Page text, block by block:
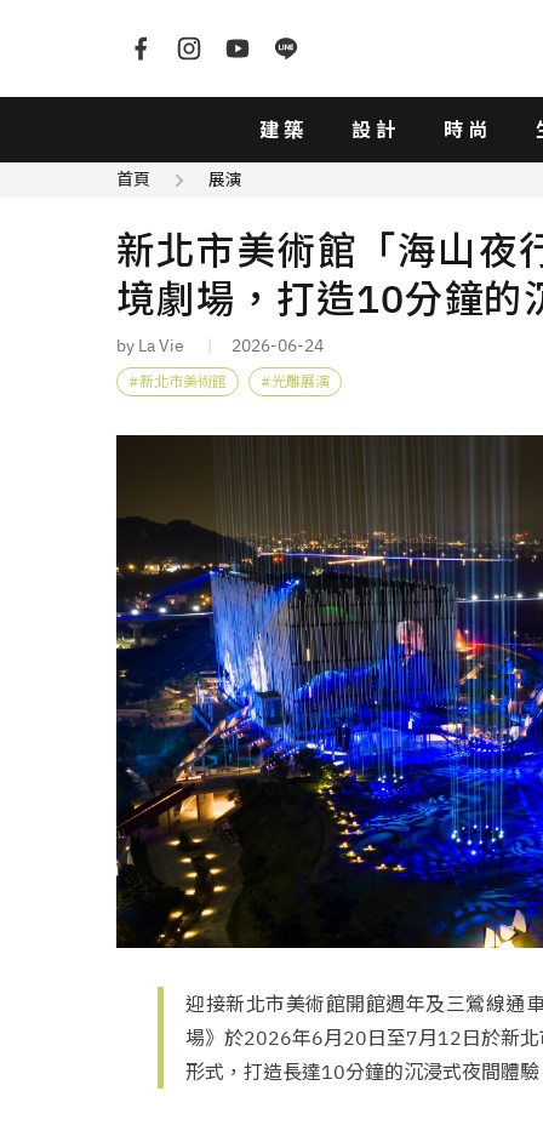
建築 設計 時尚
首頁 展演
新北市美術館「海山夜
境劇場，打造10分鐘的
by La Vie 2026-06-24
新北市美術館 光雕展演
迎接新北市美術館開館週年及三鶯線通
場》於2026年6月20日至7月12日於新
形式，打造長達10分鐘的沉浸式夜間體